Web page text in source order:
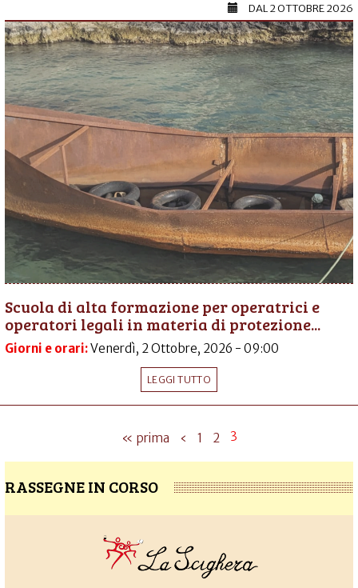
DAL2 OTTOBRE 2026
Scuola di alta formazione per operatrici e
operatori legali in materia di protezione...
Giorni e orari:Venerdì, 2 Ottobre, 2026 - 09:00
LEGGI TUTTO
« prima ‹ 1 2 3
RASSEGNE IN CORSO